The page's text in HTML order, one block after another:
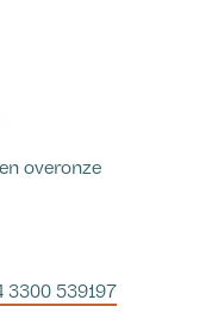
overonze
3300 539197